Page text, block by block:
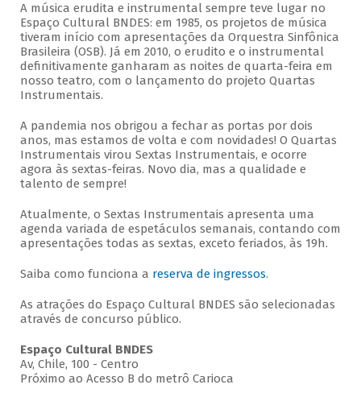
A música erudita e instrumental sempre teve lugar no
Espaço Cultural BNDES: em 1985, os projetos de música
tiveram início com apresentações da Orquestra Sinfônica
Brasileira (OSB). Já em 2010, o erudito e o instrumental
definitivamente ganharam as noites de quarta-feira em
nosso teatro, com o lançamento do projeto Quartas
Instrumentais.
A pandemia nos obrigou a fechar as portas por dois
anos, mas estamos de volta e com novidades! O Quartas
Instrumentais virou Sextas Instrumentais, e ocorre
agora às sextas-feiras. Novo dia, mas a qualidade e
talento de sempre!
Atualmente, o Sextas Instrumentais apresenta uma
agenda variada de espetáculos semanais, contando com
apresentações todas as sextas, exceto feriados, às 19h.
Saiba como funciona a reserva de ingressos.
As atrações do Espaço Cultural BNDES são selecionadas
através de concurso público.
Espaço Cultural BNDES
Av, Chile, 100 - Centro
Próximo ao Acesso B do metrô Carioca